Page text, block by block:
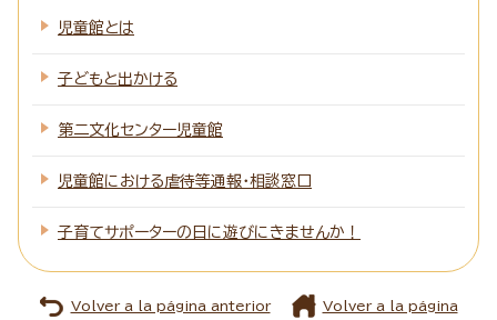
児童館とは
子どもと出かける
第二文化センター児童館
児童館における虐待等通報・相談窓口
子育てサポーターの日に遊びにきませんか！
Volver a la página anterior
Volver a la página